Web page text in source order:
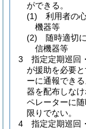
ができる。
(1)
利用者の
機器等
(2)
随時適切
信機器等
3
指定定期巡回
が援助を必要
ーに通報でき
器を配布しなけ
ペレーターに
限りでない。
4
指定定期巡回